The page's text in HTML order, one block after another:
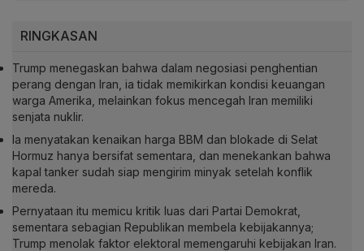
RINGKASAN
Trump menegaskan bahwa dalam negosiasi penghentian
perang dengan Iran, ia tidak memikirkan kondisi keuangan
warga Amerika, melainkan fokus mencegah Iran memiliki
senjata nuklir.
Ia menyatakan kenaikan harga BBM dan blokade di Selat
Hormuz hanya bersifat sementara, dan menekankan bahwa
kapal tanker sudah siap mengirim minyak setelah konflik
mereda.
Pernyataan itu memicu kritik luas dari Partai Demokrat,
sementara sebagian Republikan membela kebijakannya;
Trump menolak faktor elektoral memengaruhi kebijakan Iran.